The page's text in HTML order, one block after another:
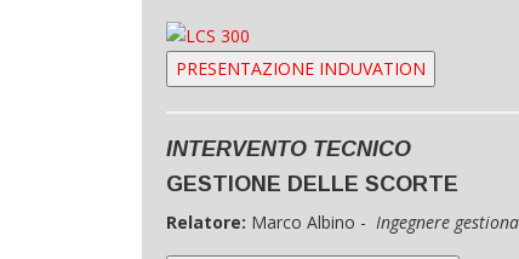
PRESENTAZIONE INDUVATION
INTERVENTO TECNICO
GESTIONE DELLE SCORTE
Relatore: Marco Albino - Ingegnere